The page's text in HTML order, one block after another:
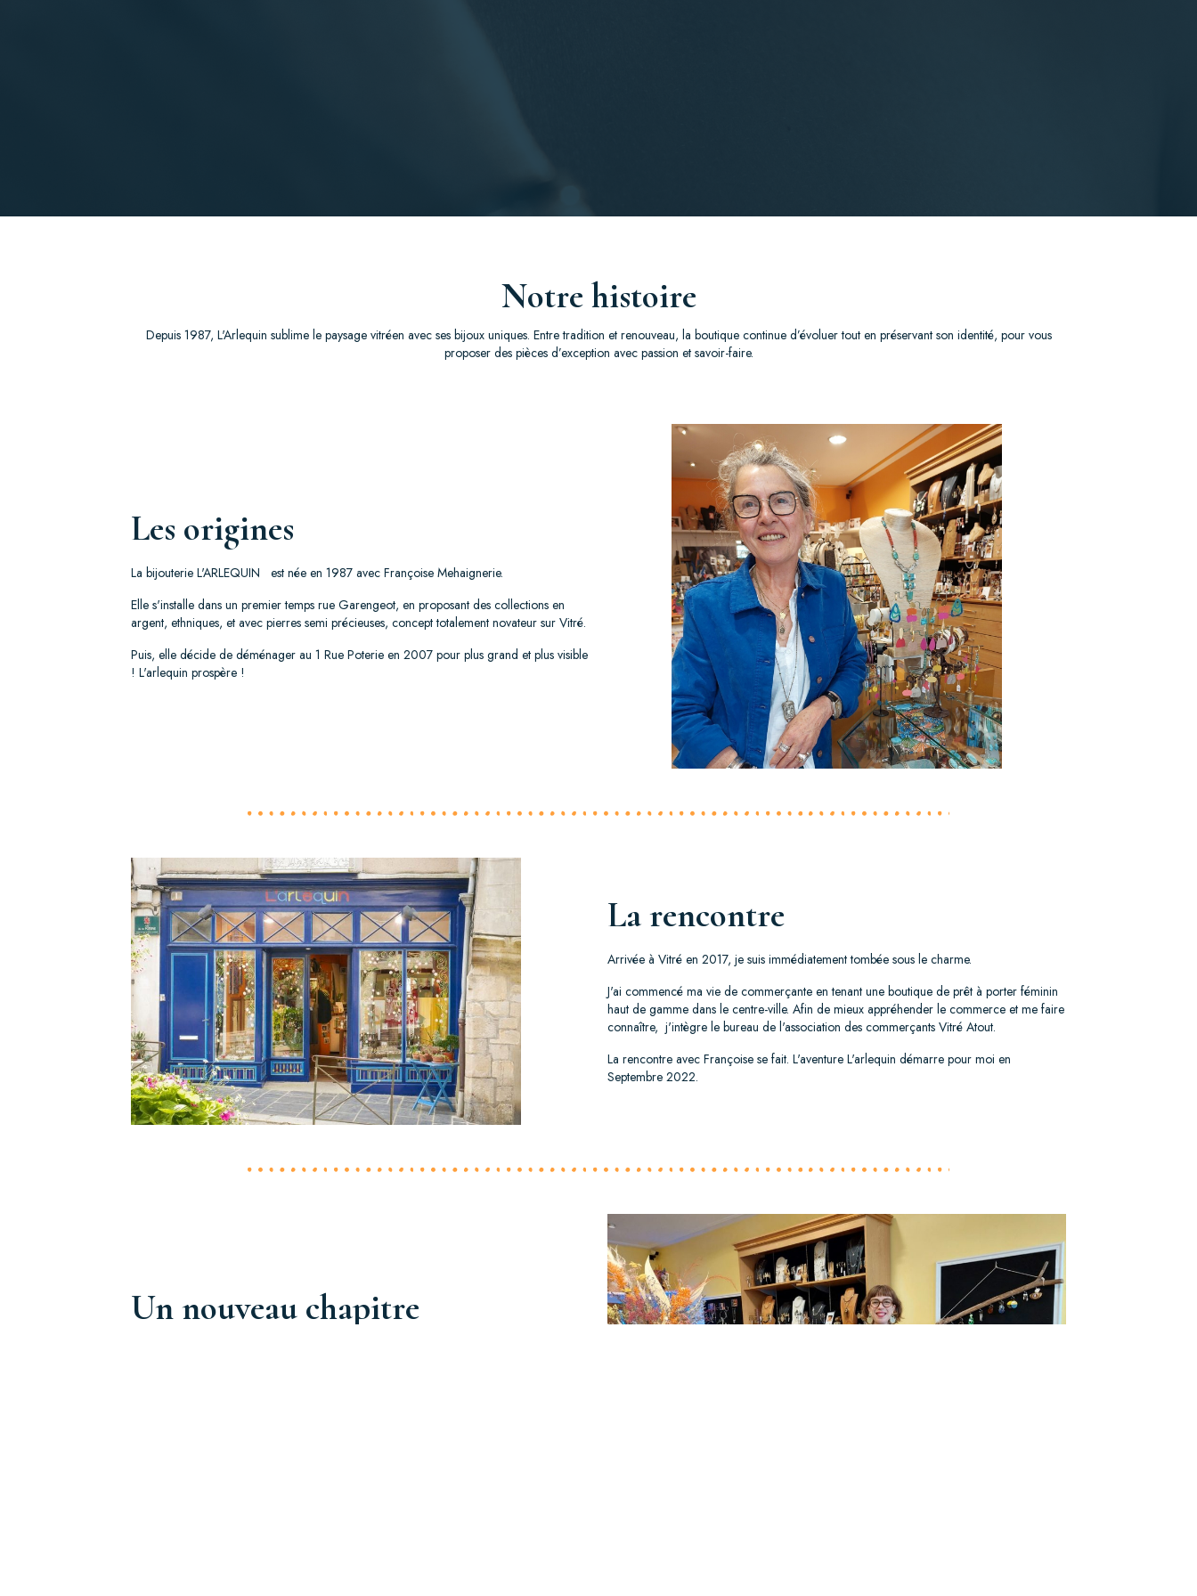
Notre histoire
Depuis 1987, L'Arlequin sublime le paysage vitréen avec ses bijoux uniques. Entre tradition et renouveau, la boutique continue d’évoluer tout en préservant son identité, pour vous
proposer des pièces d’exception avec passion et savoir-faire.
Les origines
La bijouterie L'ARLEQUIN est née en 1987 avec Françoise Mehaignerie.
Elle s'installe dans un premier temps rue Garengeot, en proposant des collections en
argent, ethniques, et avec pierres semi précieuses, concept totalement novateur sur Vitré.
Puis, elle décide de déménager au 1 Rue Poterie en 2007 pour plus grand et plus visible
! L'arlequin prospère !
La rencontre
Arrivée à Vitré en 2017, je suis immédiatement tombée sous le charme.
J'ai commencé ma vie de commerçante en tenant une boutique de prêt à porter féminin
haut de gamme dans le centre-ville. Afin de mieux appréhender le commerce et me faire
connaître, j'intègre le bureau de l'association des commerçants Vitré Atout.
La rencontre avec Françoise se fait. L'aventure L'arlequin démarre pour moi en
Septembre 2022.
Un nouveau chapitre